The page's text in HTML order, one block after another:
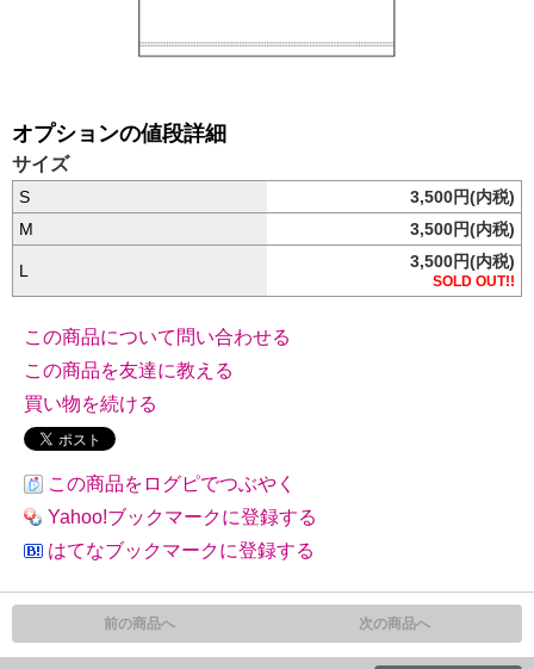
オプションの値段詳細
サイズ
S
3,500円(内税)
M
3,500円(内税)
L 3,500円(内税)
SOLD OUT!!
この商品について問い合わせる
この商品を友達に教える
買い物を続ける
この商品をログピでつぶやく
Yahoo!ブックマークに登録する
はてなブックマークに登録する
前の商品へ 次の商品へ